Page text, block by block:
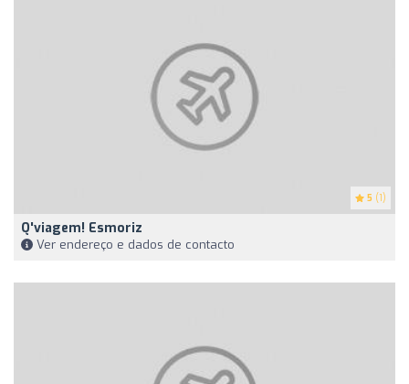
5 (1)
Q'viagem! Esmoriz
Ver endereço e dados de contacto